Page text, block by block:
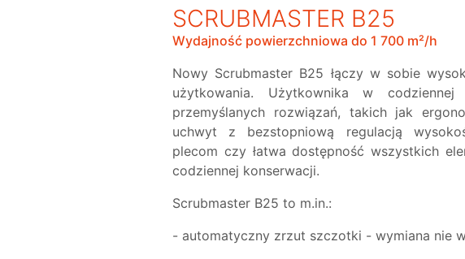
SCRUBMASTER B25
Wydajność powierzchniowa do 1 700 m²/h
Nowy Scrubmaster B25 łączy w sobie
użytkowania. Użytkownika w
przemyślanych rozwiązań, takich jak
uchwyt z bezstopniową regulacją
plecom czy łatwa dostępność wszystkich
codziennej konserwacji.
Scrubmaster B25 to m.in.:
- automatyczny zrzut szczotki - wymiana nie